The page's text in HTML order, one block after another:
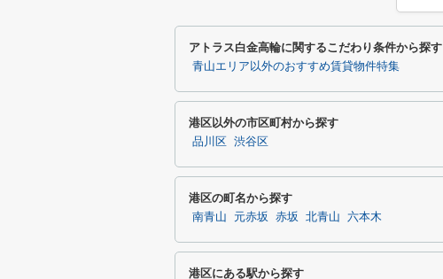
アトラス白金高輪に関するこだわり条件から探す
青山エリア以外のおすすめ賃貸物件特集
港区以外の市区町村から探す
品川区 渋谷区
港区の町名から探す
南青山 元赤坂 赤坂 北青山 六本木
港区にある駅から探す